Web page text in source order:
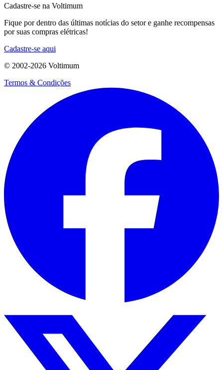
Cadastre-se na Voltimum
Fique por dentro das últimas notícias do setor e ganhe recompensas
por suas compras elétricas!
Cadastre-se aqui
© 2002-2026 Voltimum
Termos & Condições